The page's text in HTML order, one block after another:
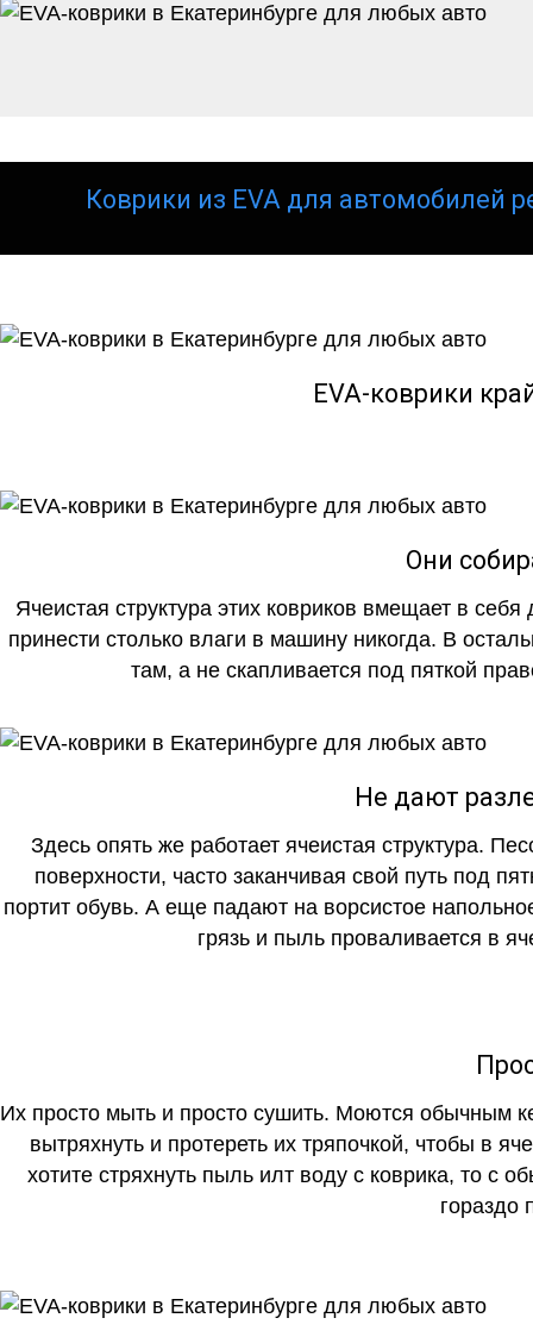
Коврики из EVA для автомобилей
EVA-коврики
Они
Ячеистая структура этих ковриков вмещает в
принести столько влаги в машину никогда. В
там, а не скапливается под пяткой
Не дают
Здесь опять же работает ячеистая структура.
поверхности, часто заканчивая свой путь под
портит обувь. А еще падают на ворсистое
грязь и пыль проваливается в
Их просто мыть и просто сушить. Моются обычным
вытряхнуть и протереть их тряпочкой, чтобы в
хотите стряхнуть пыль илт воду с коврика, то с
гораздо